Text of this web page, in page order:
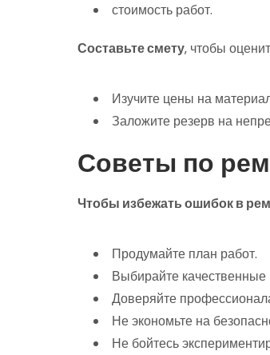
стоимость работ.
Составьте смету‚ чтобы
Изучите цены на
Заложите резерв на
Советы по
Чтобы избежать ошибок в
Продумайте план работ.
Выбирайте
Доверяйте
Не экономьте на
Не бойтесь